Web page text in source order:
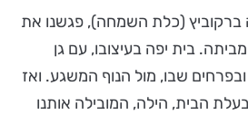
ברקוביץ (כלת השמחה), פגשנו את
בית יפה בעיצובו, עם גן
שבו, מול הנוף המשגע. ואז
הבית, הילה, המובילה אותנו